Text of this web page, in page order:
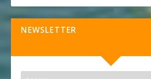
NEWSLETTER